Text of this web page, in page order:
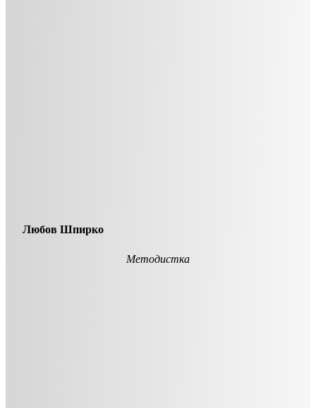
Любов Шпирко
Методистка